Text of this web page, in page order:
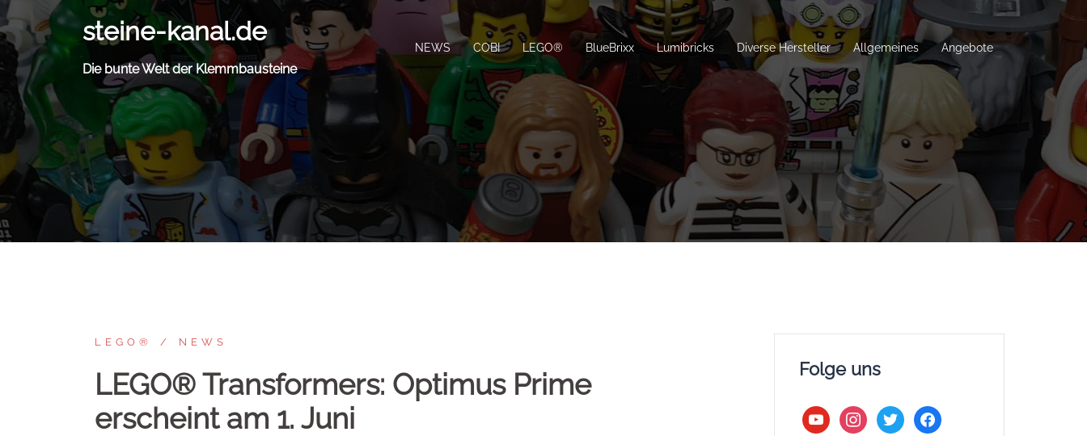
Zum
Inhalt
springen
steine-kanal.de
Die bunte Welt der Klemmbausteine
NEWS COBI LEGO® BlueBrixx Lumibricks Diverse Hersteller Allgemeines Angebote
LEGO® NEWS
LEGO® Transformers: Optimus Prime
erscheint am 1. Juni
Folge uns
youtubeinstagram
twitter facebook